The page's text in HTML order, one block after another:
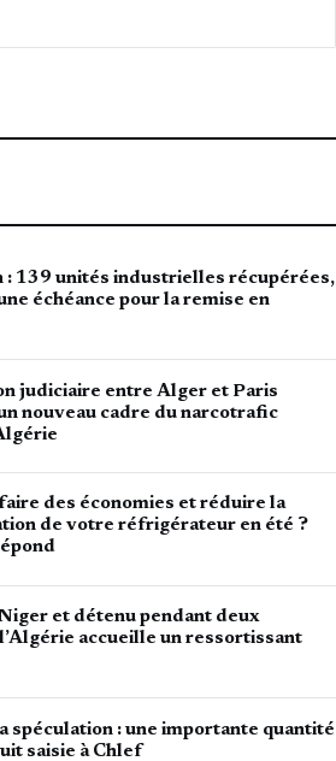
: 139 unités industrielles récupérées,
échéance pour la remise en
judiciaire entre Alger et Paris
nouveau cadre du narcotrafic
des économies et réduire la
de votre réfrigérateur en été ?
et détenu pendant deux
accueille un ressortissant
spéculation : une importante quantité
saisie à Chlef